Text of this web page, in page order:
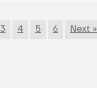
3 4 5 6 Next »